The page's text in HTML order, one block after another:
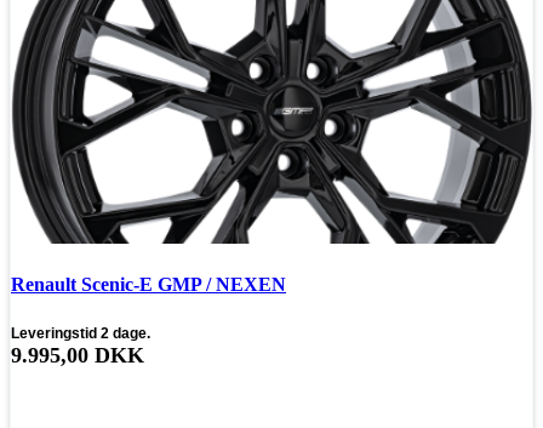
Renault Scenic-E GMP / NEXEN
Leveringstid 2 dage.
9.995,00 DKK